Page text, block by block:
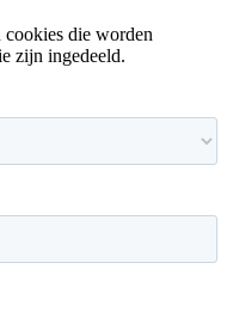
cookies die worden
zijn ingedeeld.